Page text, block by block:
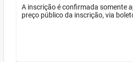
A inscrição é confirmada somente
preço público da inscrição, via